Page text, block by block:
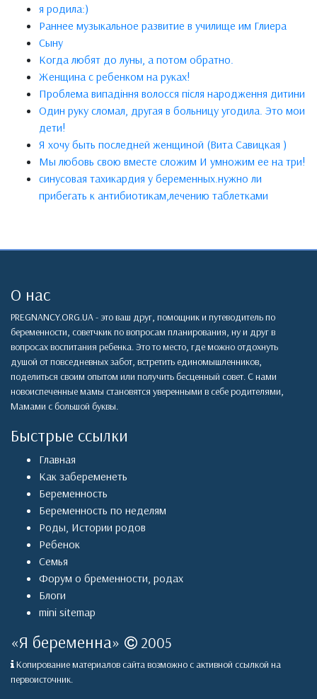
я родила:)
Раннее музыкальное развитие в училище им Глиера
Сыну
Когда любят до луны, а потом обратно.
Женщина с ребенком на руках!
Проблема випадіння волосся після народження дитини
Один руку сломал, другая в больницу угодила. Это мои
дети!
Я хочу быть последней женщиной (Вита Савицкая )
Мы любовь свою вместе сложим И умножим ее на три!
синусовая тахикардия у беременных.нужно ли
прибегать к антибиотикам,лечению таблетками
О нас
PREGNANCY.ORG.UA - это ваш друг, помощник и путеводитель по
беременности, советчкик по вопросам планирования, ну и друг в
вопросах воспитания ребенка. Это то место, где можно отдохнуть
душой от повседневных забот, встретить единомышленников,
поделиться своим опытом или получить бесценный совет. С нами
новоиспеченные мамы становятся уверенными в себе родителями,
Мамами с большой буквы.
Быстрые ссылки
Главная
Как забеременеть
Беременность
Беременность по неделям
Роды, Истории родов
Ребенок
Семья
Форум о бременности, родах
Блоги
mini sitemap
«Я беременна» 2005
Копирование материалов сайта возможно с активной ссылкой на
первоисточник.